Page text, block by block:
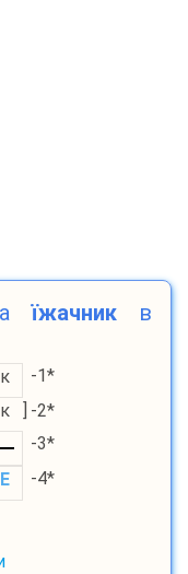
їжачникв
к
-1*
к ] -2*
-3*
E -4*